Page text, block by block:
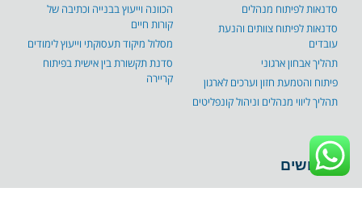
סדנאות לפיתוח מנהלים
סדנאות לפיתוח צוותים והנעת
עובדים
תהליך אבחון ארגוני
פיתוח והטמעת חזון וערכים לארגון
תהליך ליווי מנהלים וניהול קונפליטים
הכוונה וייעוץ בבנייה וכתיבה של
קורות חיים
מסלול מיקוד תעסוקתי וייעוץ לימודים
סדנת תקשורת בין אישית בפיתוח
קריירה
שימושים